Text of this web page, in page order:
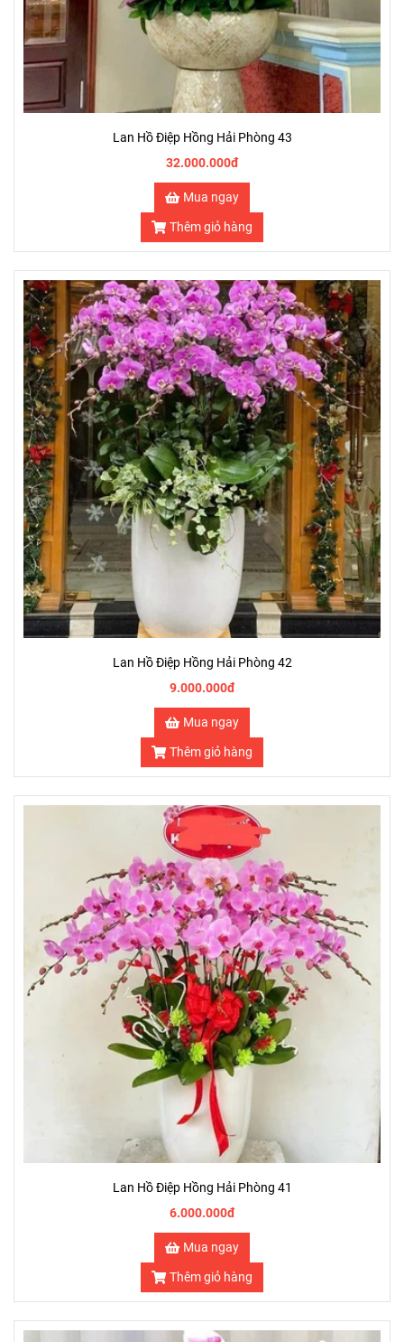
Lan Hồ Điệp Hồng Hải Phòng 43
32.000.000đ
Mua ngay
Thêm giỏ hàng
Lan Hồ Điệp Hồng Hải Phòng 42
9.000.000đ
Mua ngay
Thêm giỏ hàng
Lan Hồ Điệp Hồng Hải Phòng 41
6.000.000đ
Mua ngay
Thêm giỏ hàng